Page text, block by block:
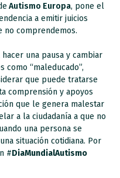
Autismo Europa, pone el
a emitir juicios
no comprendemos.
hacer una pausa y cambiar
como “maleducado”,
que puede tratarse
comprensión y apoyos
que le genera malestar
a la ciudadanía a que no
una persona se
situación cotidiana. Por
#DiaMundialAutismo